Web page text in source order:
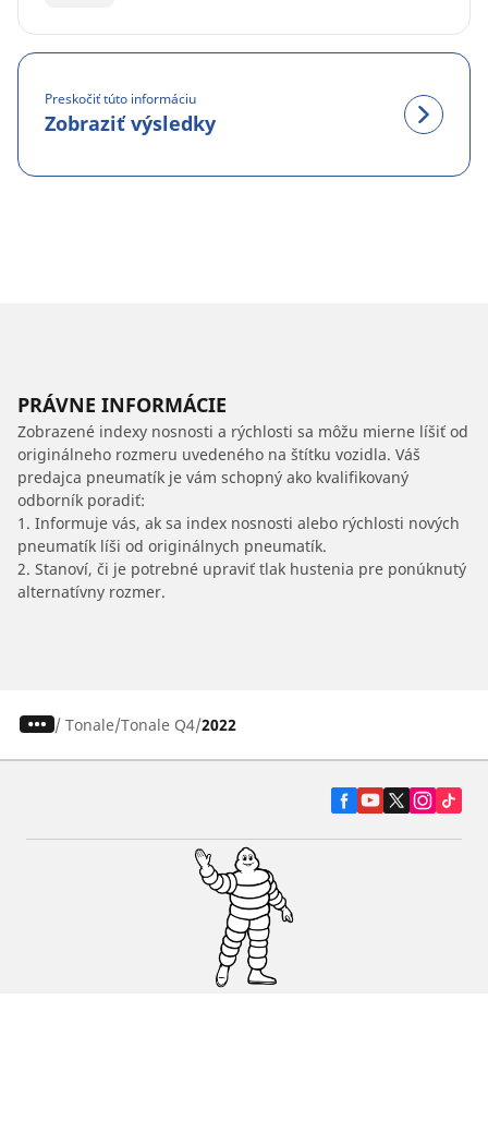
Preskočiť túto informáciu
Zobraziť výsledky
PRÁVNE INFORMÁCIE
Zobrazené indexy nosnosti a rýchlosti sa môžu mierne líšiť od
originálneho rozmeru uvedeného na štítku vozidla. Váš
predajca pneumatík je vám schopný ako kvalifikovaný
odborník poradiť:
1. Informuje vás, ak sa index nosnosti alebo rýchlosti nových
pneumatík líši od originálnych pneumatík.
2. Stanoví, či je potrebné upraviť tlak hustenia pre ponúknutý
alternatívny rozmer.
/ Tonale Tonale Q4 2022